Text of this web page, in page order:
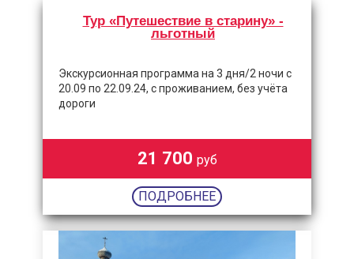
Тур «Путешествие в старину» -
льготный
Экскурсионная программа на 3 дня/2 ночи с
20.09 по 22.09.24, с проживанием, без учёта
дороги
21 700 руб
ПОДРОБНЕЕ